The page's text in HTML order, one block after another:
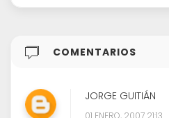
COMENTARIOS
JORGE GUITIÁN
01 ENERO, 2007 21:13